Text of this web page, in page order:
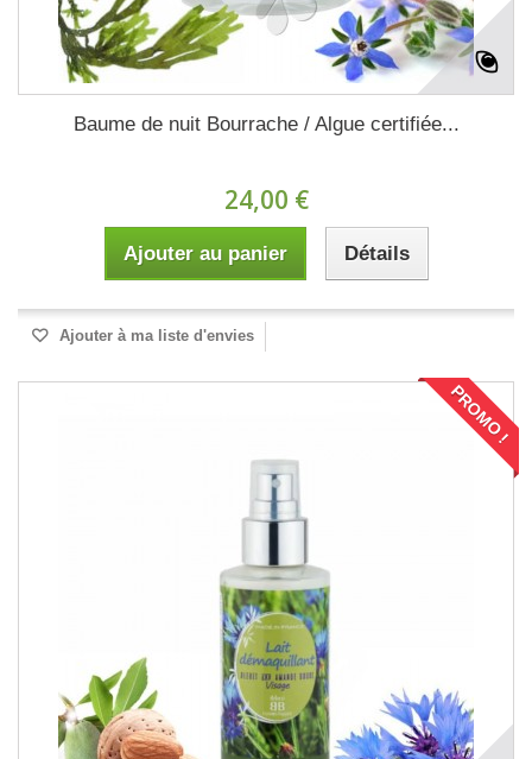
Baume de nuit Bourrache / Algue certifiée...
24,00 €
Ajouter au panier Détails
Ajouter à ma liste d'envies
PROMO !